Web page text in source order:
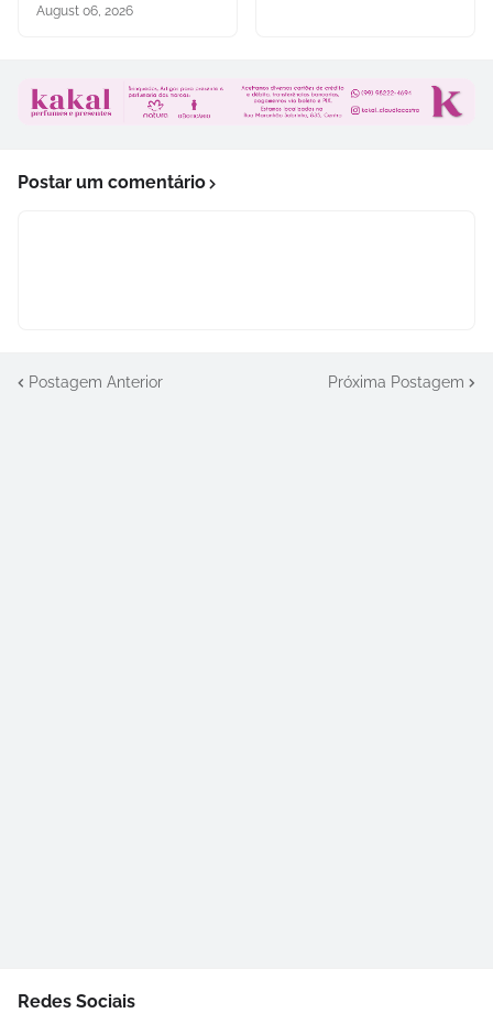
August 06, 2026
Postar um comentário
Postagem Anterior Próxima Postagem
Redes Sociais